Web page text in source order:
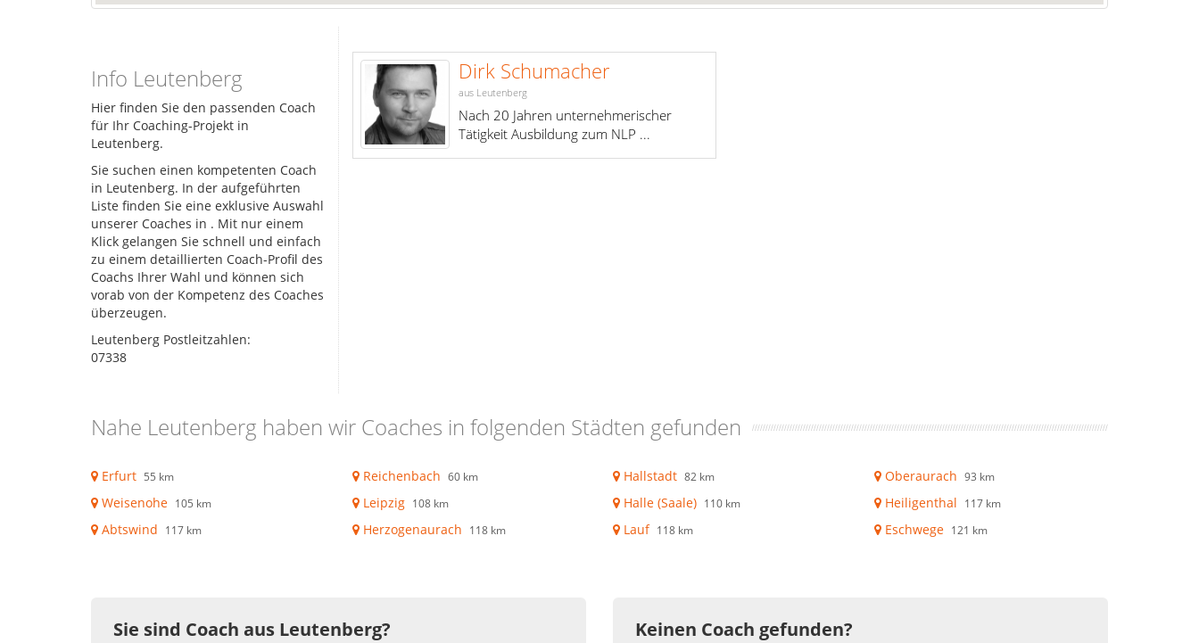
Dirk Schumacher
aus Leutenberg
Nach 20 Jahren unternehmerischer
Tätigkeit Ausbildung zum NLP ...
Info Leutenberg
Hier finden Sie den passenden Coach
für Ihr Coaching-Projekt in
Leutenberg.
Sie suchen einen kompetenten Coach
in Leutenberg. In der aufgeführten
Liste finden Sie eine exklusive Auswahl
unserer Coaches in . Mit nur einem
Klick gelangen Sie schnell und einfach
zu einem detaillierten Coach-Profil des
Coachs Ihrer Wahl und können sich
vorab von der Kompetenz des Coaches
überzeugen.
Leutenberg Postleitzahlen:
07338
Nahe Leutenberg haben wir Coaches in folgenden Städten gefunden
Erfurt 55 km Reichenbach 60 km Hallstadt 82 km Oberaurach 93 km
Weisenohe 105 km Leipzig 108 km Halle (Saale) 110 km Heiligenthal 117 km
Abtswind 117 km Herzogenaurach 118 km Lauf 118 km Eschwege 121 km
Sie sind Coach aus Leutenberg? Keinen Coach gefunden?